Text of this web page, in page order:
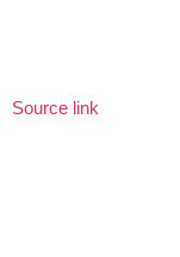
Source link